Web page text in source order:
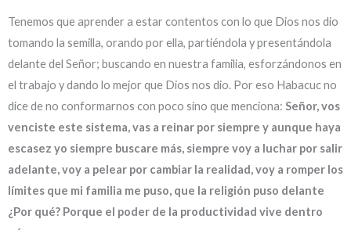
Tenemos que aprender a estar contentos con lo que Dios nos dio
tomando la semilla, orando por ella, partiéndola y presentándola
delante del Señor; buscando en nuestra familia, esforzándonos en
el trabajo y dando lo mejor que Dios nos dio. Por eso Habacuc no
dice de no conformarnos con poco sino que menciona: Señor, vos
venciste este sistema, vas a reinar por siempre y aunque haya
escasez yo siempre buscare más, siempre voy a luchar por salir
adelante, voy a pelear por cambiar la realidad, voy a romper los
límites que mi familia me puso, que la religión puso delante
¿Por qué? Porque el poder de la productividad vive dentro